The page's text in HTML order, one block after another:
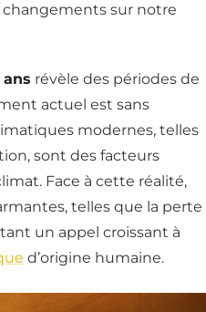
changements sur notre
révèle des périodes de
actuel est sans
modernes, telles
sont des facteurs
Face à cette réalité,
telles que la perte
un appel croissant à
d’origine humaine.